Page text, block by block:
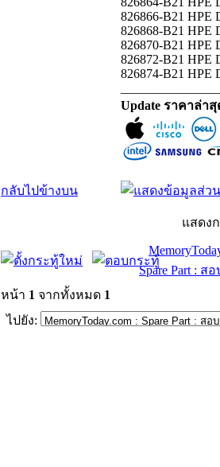
826866-B21 HPE
826868-B21 HPE
826870-B21 HPE
826872-B21 HPE
826874-B21 HPE
Update ราคาล่า
กลับไปข้างบน
แสดง
Spare Part : ส
หน้า 1 จากทั้งหมด 1
ไปยัง: